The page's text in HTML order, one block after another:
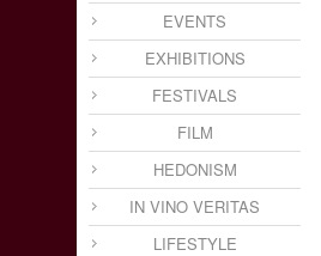
EVENTS
EXHIBITIONS
FESTIVALS
FILM
HEDONISM
IN VINO VERITAS
LIFESTYLE